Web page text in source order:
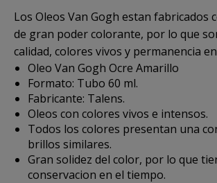
Los Oleos Van Gogh estan fabricados
de gran poder colorante, por lo que
calidad, colores vivos y permanencia
Oleo Van Gogh Ocre Amarillo
Formato: Tubo 60 ml.
Fabricante: Talens.
Oleos con colores vivos e intensos.
Todos los colores presentan una
brillos similares.
Gran solidez del color, por lo que
conservacion en el tiempo.